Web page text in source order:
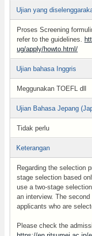
Ujian yang
Proses Screening
refer to the guidelines.
ug/apply/howto.html/
Ujian bahasa Inggris
Meggunakan TOEFL dll
Ujian Bahasa Jepang
Tidak perlu
Keterangan
Regarding the selection
stage selection based
use a two-stage
an interview. The
applicants who are
Please check the